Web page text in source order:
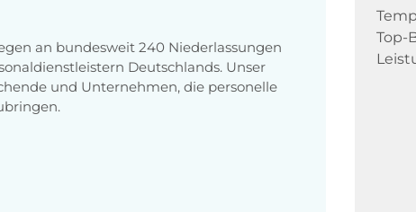
an bundesweit 240 Niederlassungen
Deutschlands. Unser
und Unternehmen, die personelle
Top-